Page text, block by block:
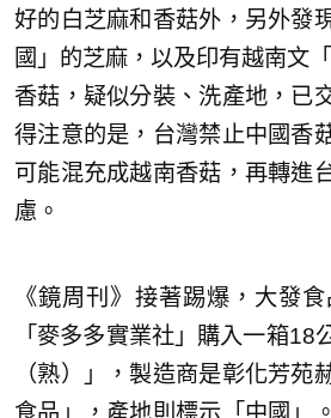
好的白芝麻和香菇外，另外發
國」的芝麻，以及印有越南文
香菇，疑似分裝、洗產地，已
得注意的是，台灣禁止中國香
可能混充成越南香菇，再轉進
慮。
《鏡周刊》接著踢爆，大發
「麥多多實業社」購入一箱18
（熟）」，製造商是彰化芳苑
食品」，產地則標示「中國」